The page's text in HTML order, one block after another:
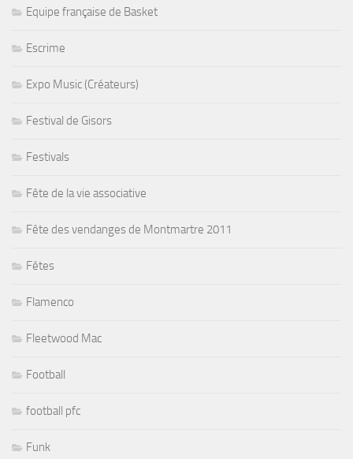
Equipe française de Basket
Escrime
Expo Music (Créateurs)
Festival de Gisors
Festivals
Fête de la vie associative
Fête des vendanges de Montmartre 2011
Fêtes
Flamenco
Fleetwood Mac
Football
football pfc
Funk